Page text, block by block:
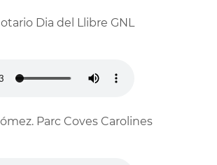
Dia del Llibre GNL
Parc Coves Carolines